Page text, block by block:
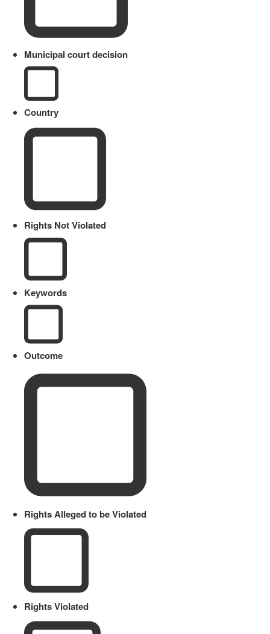
Municipal court decision
Country
Rights Not Violated
Keywords
Outcome
Rights Alleged to be Violated
Rights Violated